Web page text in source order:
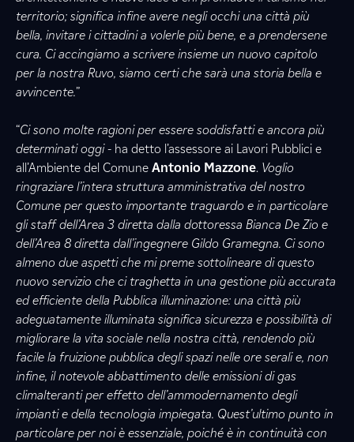
territorio; significa infine avere negli occhi una città più
bella, invitare i cittadini a volerle più bene, e a prendersene
cura. Ci accingiamo a scrivere insieme un nuovo capitolo
per la nostra Ruvo, siamo certi che sarà una storia bella e
avvincente.”
“Ci sono molte ragioni per essere soddisfatti e ancora più
determinati oggi- ha detto l’assessore ai Lavori Pubblici e
all’Ambiente del Comune Antonio Mazzone. Voglio
ringraziare l’intera struttura amministrativa del nostro
Comune per questo importante traguardo e in particolare
gli staff dell’Area 3 diretta dalla dottoressa Bianca De Zio e
dell’Area 8 diretta dall’ingegnere Gildo Gramegna. Ci sono
almeno due aspetti che mi preme sottolineare di questo
nuovo servizio che ci traghetta in una gestione più accurata
ed efficiente della Pubblica illuminazione: una città più
adeguatamente illuminata significa sicurezza e possibilità di
migliorare la vita sociale nella nostra città, rendendo più
facile la fruizione pubblica degli spazi nelle ore serali e, non
infine, il notevole abbattimento delle emissioni di gas
climalteranti per effetto dell’ammodernamento degli
impianti e della tecnologia impiegata. Quest’ultimo punto in
particolare per noi è essenziale, poiché è in continuità con